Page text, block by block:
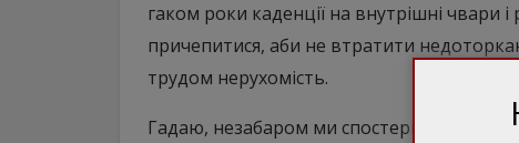
гаком роки каденції на внутрішні чвари
причепитися, аби не втратити
трудом нерухомість.
Гадаю, незабаром ми спостерігатимемо